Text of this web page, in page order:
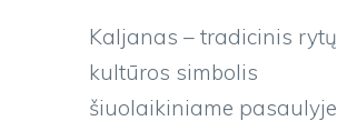
Kaljanas – tradicinis rytų
kultūros simbolis
šiuolaikiniame pasaulyje